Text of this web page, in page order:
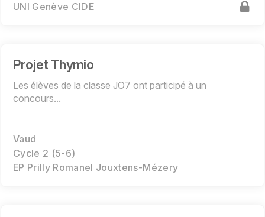
UNI Genève CIDE
Projet Thymio
Les élèves de la classe JO7 ont participé à un
concours...
Vaud
Cycle 2 (5-6)
EP Prilly Romanel Jouxtens-Mézery